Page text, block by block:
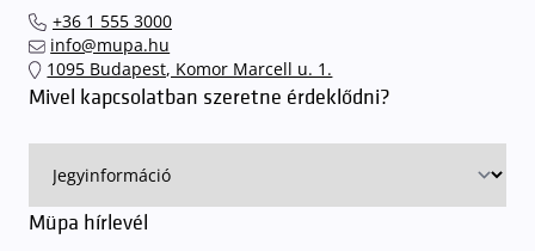
+36 1 555 3000
info@mupa.hu
1095 Budapest, Komor Marcell u. 1.
Mivel kapcsolatban szeretne érdeklődni?
Müpa hírlevél